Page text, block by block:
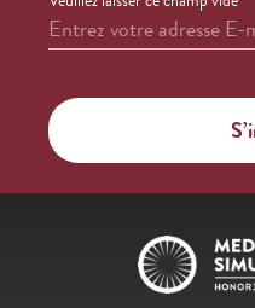
Entrez votre adresse E-mail ici